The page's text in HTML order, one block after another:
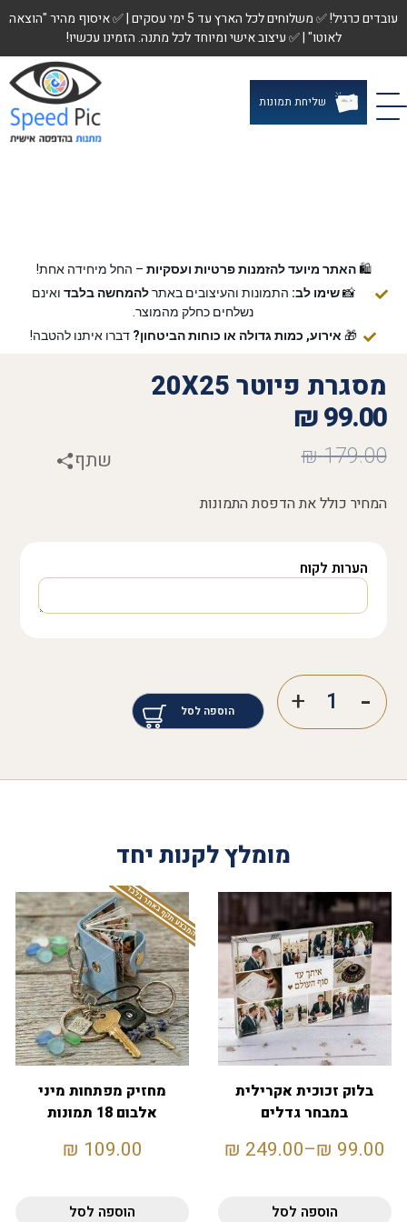
עובדים כרגיל! ✅ משלוחים לכל הארץ עד 5 ימי עסקים | ✅ איסוף מהיר "הוצאה
לאוטו" | ✅ עיצוב אישי ומיוחד לכל מתנה. הזמינו עכשיו!
שליחת תמונות
🛍️האתר מיועד להזמנות פרטיות ועסקיות – החל מיחידה אחת!
📸שימו לב: התמונות והעיצובים באתרלהמחשה בלבד ואינם
נשלחים כחלק מהמוצר.
🎁 אירוע, כמות גדולה או כוחות הביטחון? דברו איתנו להטבה!
מסגרת פיוטר 20X25
99.00
₪
179.00
₪ שתף
המחיר כולל את הדפסת התמונות
הערות לקוח
הוספה לסל
מומלץ לקנות יחד
בלוק זכוכית אקרילית
במבחר גדלים
99.00
₪
–
249.00
₪
הוספה לסל
המבצע תקף באתר בלבד
מחזיק מפתחות מיני
אלבום 18 תמונות
109.00
₪
הוספה לסל